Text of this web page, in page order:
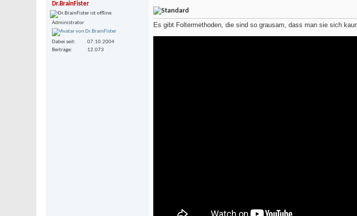
Dr.BrainFister
Administrator
Dabei seit
07.10.2004
Beiträge
12.073
Es gibt Foltermethoden, die sind so grausam, dass man sie sich